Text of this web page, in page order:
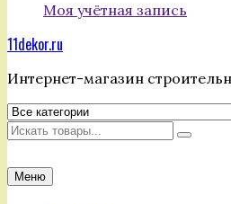
Моя учётная запись
11dekor.ru
Интернет-магазин
Искать
Меню